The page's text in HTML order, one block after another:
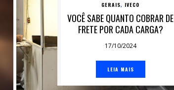
GERAIS, IVECO
VOCÊ SABE QUANTO COBRAR DE
FRETE POR CADA CARGA?
17/10/2024
LEIA MAIS